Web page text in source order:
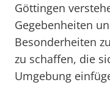
Göttingen
Gegebenheiten
Besonderheiten
zu schaffen, die
Umgebung